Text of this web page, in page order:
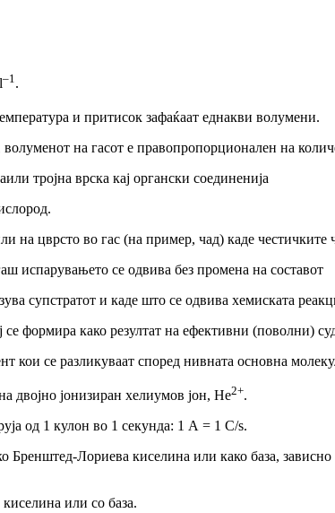
–1 .
и притисок зафаќаат еднакви волумени.
на гасот е правопропорционален на
тројна врска кај органски соединенија
на цврсто во гас (на пример, чад) каде
испарувањето се одвива без промена на составот
супстратот и каде што се одвива хемиската
се формира како резултат на ефективни (поволни)
кои се разликуваат според нивната основна
двојно јонизиран хелиумов јон, Не2+.
од 1 кулон во 1 секунда: 1 А = 1 С/ѕ.
Бренштед-Лориева киселина или како база,
или со база.